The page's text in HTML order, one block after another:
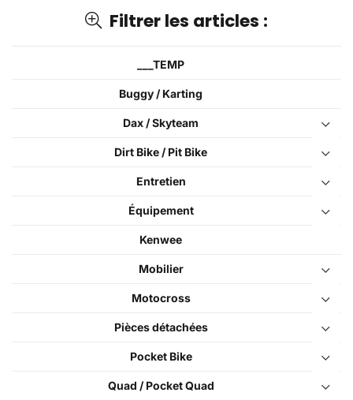
Filtrer les articles :
___TEMP
Buggy / Karting
Dax / Skyteam
Dirt Bike / Pit Bike
Entretien
Équipement
Kenwee
Mobilier
Motocross
Pièces détachées
Pocket Bike
Quad / Pocket Quad